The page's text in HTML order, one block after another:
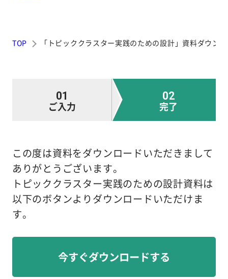
TOP 「トピッククラスター実践のための設計」資料ダウン
01
ご入力
02
完了
この度は資料をダウンロードいただきまして
ありがとうございます。
トピッククラスター実践のための設計資料は
以下のボタンよりダウンロードいただけま
す。
今すぐダウンロードする